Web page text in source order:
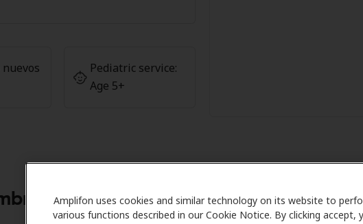
Amplifon uses cookies and similar technology on its website to
various functions described in our Cookie Notice. By clicking accept,
Pediatric service:
Age 5+
de Amplifon en Puget Sound